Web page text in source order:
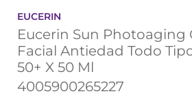
EUCERIN
Eucerin Sun Photoaging
Facial Antiedad Todo
50+ X 50 Ml
4005900265227